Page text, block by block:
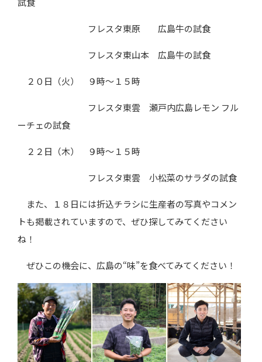
フレスタ東原 広島牛の試食
フレスタ東山本 広島牛の試食
２０日（火） ９時～１５時
フレスタ東雲 瀬戸内広島レモン フル
ーチェの試食
２２日（木） ９時～１５時
フレスタ東雲 小松菜のサラダの試食
また、１８日には折込チラシに生産者の写真やコメン
トも掲載されていますので、ぜひ探してみてください
ね！
ぜひこの機会に、広島の“味”を食べてみてください！